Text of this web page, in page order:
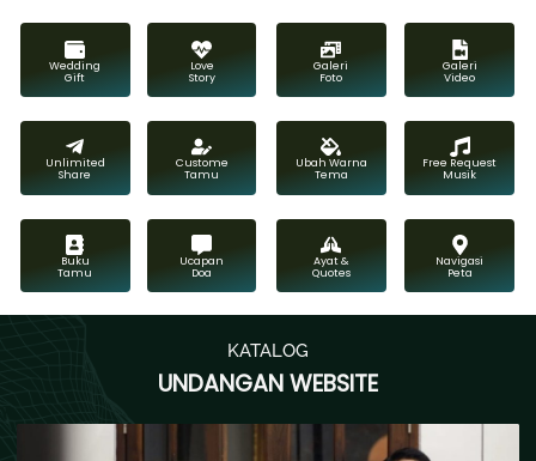
Wedding
Gift
Love
Story
Galeri
Foto
Galeri
Video
Unlimited
Share
Custome
Tamu
Ubah Warna
Tema
Free Request
Musik
Buku
Tamu
Ucapan
Doa
Ayat &
Quotes
Navigasi
Peta
KATALOG
UNDANGAN WEBSITE